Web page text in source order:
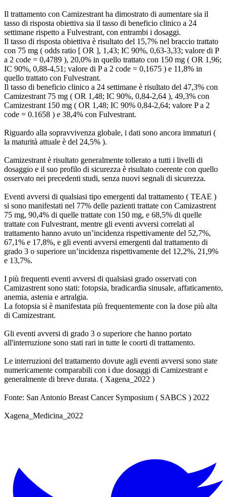
Il trattamento con Camizestrant ha dimostrato di aumentare sia il
tasso di risposta obiettiva sia il tasso di beneficio clinico a 24
settimane rispetto a Fulvestrant, con entrambi i dosaggi.
Il tasso di risposta obiettiva è risultato del 15,7% nel braccio trattato
con 75 mg ( odds ratio [ OR ], 1,43; IC 90%, 0,63-3,33; valore di P
a 2 code = 0,4789 ), 20,0% in quello trattato con 150 mg ( OR 1,96;
IC 90%, 0,88-4,51; valore di P a 2 code = 0,1675 ) e 11,8% in
quello trattato con Fulvestrant.
Il tasso di beneficio clinico a 24 settimane è risultato del 47,3% con
Camizestrant 75 mg ( OR 1,48; IC 90%, 0,84-2,64 ), 49,3% con
Camizestrant 150 mg ( OR 1,48; IC 90% 0,84-2,64; valore P a 2
code = 0.1658 ) e 38,4% con Fulvestrant.
Riguardo alla sopravvivenza globale, i dati sono ancora immaturi (
la maturità attuale è del 24,5% ).
Camizestrant è risultato generalmente tollerato a tutti i livelli di
dosaggio e il suo profilo di sicurezza è risultato coerente con quello
osservato nei precedenti studi, senza nuovi segnali di sicurezza.
Eventi avversi di qualsiasi tipo emergenti dal trattamento ( TEAE )
si sono manifestati nel 77% delle pazienti trattate con Camizastrent
75 mg, 90,4% di quelle trattate con 150 mg, e 68,5% di quelle
trattate con Fulvestrant, mentre gli eventi avversi correlati al
trattamento hanno avuto un’incidenza rispettivamente del 52,7%,
67,1% e 17,8%, e gli eventi avversi emergenti dal trattamento di
grado 3 o superiore un’incidenza rispettivamente del 12,2%, 21,9%
e 13,7%.
I più frequenti eventi avversi di qualsiasi grado osservati con
Camizastrent sono stati: fotopsia, bradicardia sinusale, affaticamento,
anemia, astenia e artralgia.
La fotopsia si è manifestata più frequentemente con la dose più alta
di Camizestrant.
Gli eventi avversi di grado 3 o superiore che hanno portato
all'interruzione sono stati rari in tutte le coorti di trattamento.
Le interruzioni del trattamento dovute agli eventi avversi sono state
numericamente comparabili con i due dosaggi di Camizestrant e
generalmente di breve durata. ( Xagena_2022 )
Fonte: San Antonio Breast Cancer Symposium ( SABCS ) 2022
Xagena_Medicina_2022